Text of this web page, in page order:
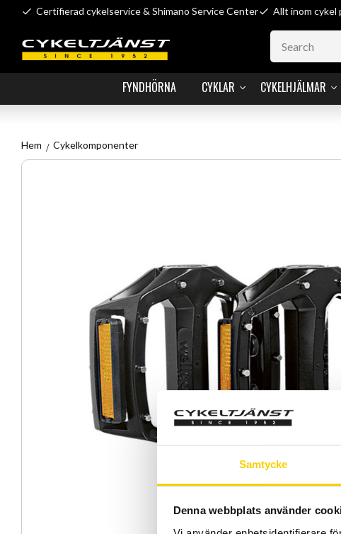
Samtycke
Denna webbplats använder
Certifierad cykelservice & Shimano Service Center Allt inom cykel
FYNDHÖRNA CYKLAR CYKELHJÄLMAR
Hem Cykelkomponenter